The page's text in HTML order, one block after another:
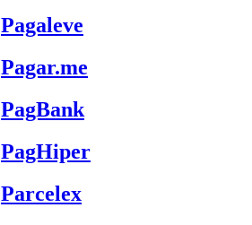
Pagaleve
Pagar.me
PagBank
PagHiper
Parcelex